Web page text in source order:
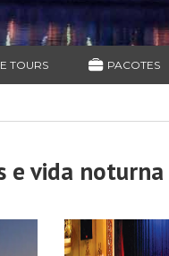
TOURS PACOTES
e vida noturna